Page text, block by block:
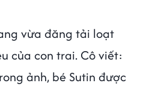
vừa đăng tải loạt
của con trai. Cô viết:
ảnh, bé Sutin được